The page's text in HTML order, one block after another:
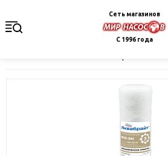
Сеть магазинов
С 1996 года